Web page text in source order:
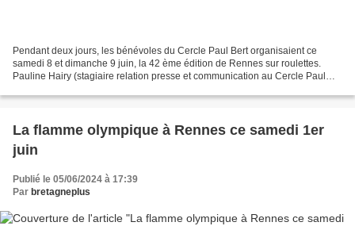
Pendant deux jours, les bénévoles du Cercle Paul Bert organisaient ce
samedi 8 et dimanche 9 juin, la 42 ème édition de Rennes sur roulettes.
Pauline Hairy (stagiaire relation presse et communication au Cercle Paul
La flamme olympique à Rennes ce samedi 1er
juin
Publié le 05/06/2024 à 17:39
Par bretagneplus